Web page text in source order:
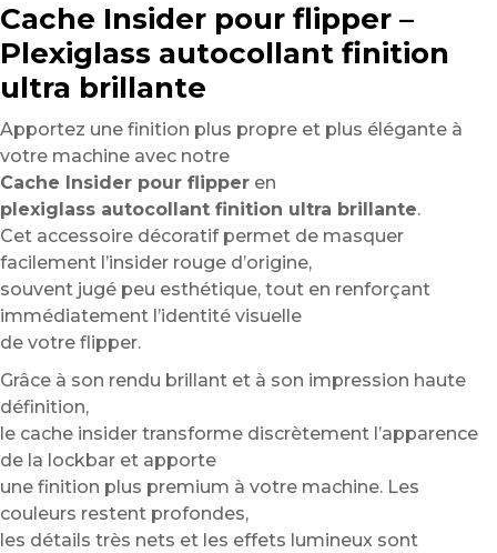
Cache Insider pour flipper –
Plexiglass autocollant finition
ultra brillante
Apportez une finition plus propre et plus élégante à
votre machine avec notre
Cache Insider pour flipper en
plexiglass autocollant finition ultra brillante.
Cet accessoire décoratif permet de masquer
facilement l’insider rouge d’origine,
souvent jugé peu esthétique, tout en renforçant
immédiatement l’identité visuelle
de votre flipper.
Grâce à son rendu brillant et à son impression haute
définition,
le cache insider transforme discrètement l’apparence
de la lockbar et apporte
une finition plus premium à votre machine. Les
couleurs restent profondes,
les détails très nets et les effets lumineux sont